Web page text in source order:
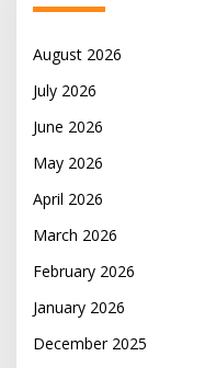
August 2026
July 2026
June 2026
May 2026
April 2026
March 2026
February 2026
January 2026
December 2025